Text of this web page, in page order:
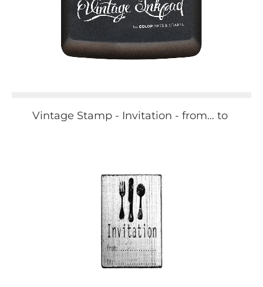
Vintage Stamp - Invitation - from… to